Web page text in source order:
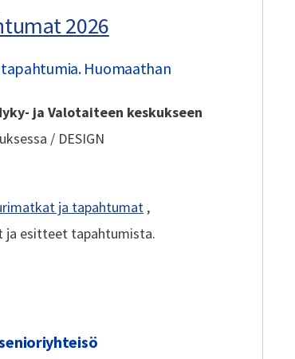
2026
Huomaathan
ja Valotaiteen keskukseen
/ DESIGN
ja tapahtumat ,
ja esitteet tapahtumista.